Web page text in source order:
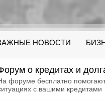
НОВОСТИ
о кредитах и
форуме бесплатно
с вашими кредитами